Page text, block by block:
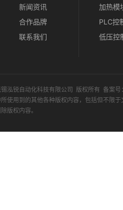
新闻资讯
合作品牌
联系我们
加热模
PLC控
低压控
泓锐自动化科技有限公司 版权所有 备案号
使用到的其他各种版权内容，包括但不限
版权内容。